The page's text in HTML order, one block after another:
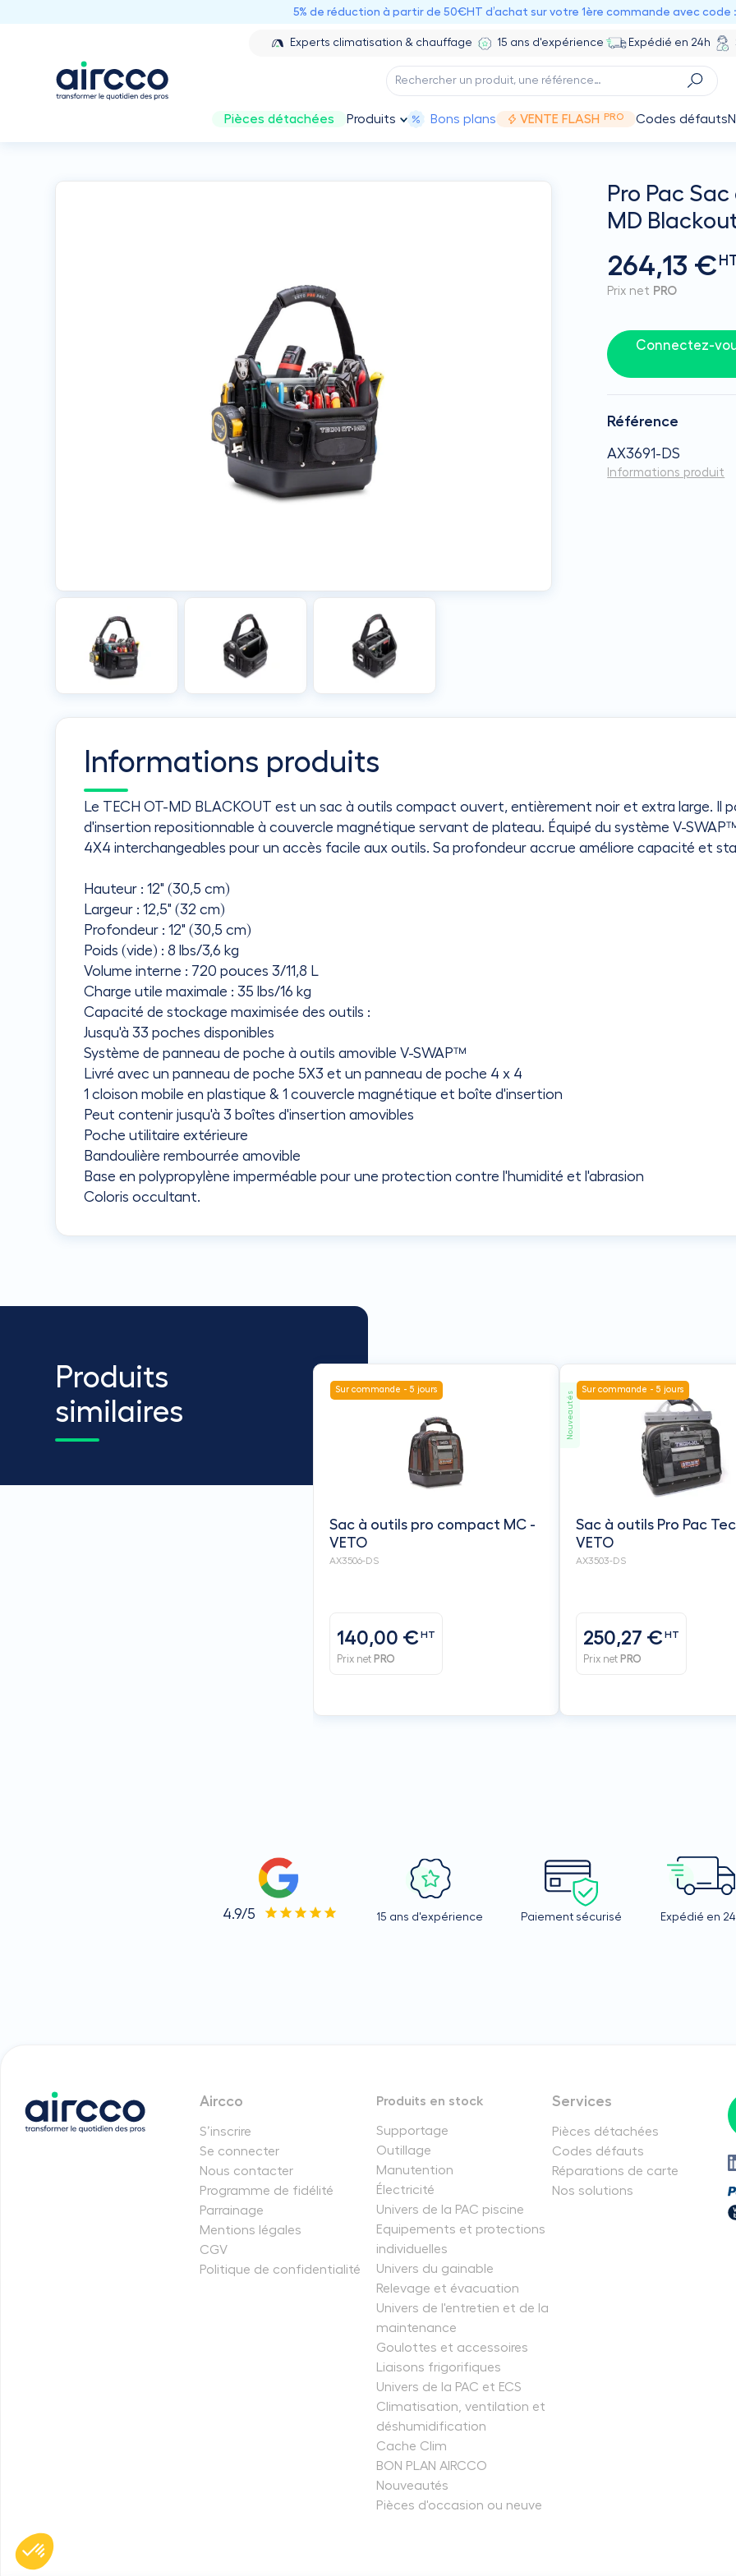
5% de réduction à partir de 50€HT d’achat sur votre 1ère commande avec code :
Experts climatisation & chauffage 15 ans d'expérience Expédié en 24h
Pièces détachées Produits Bons plans VENTE FLASH PRO Codes défauts
Pro Pac
MD
264,13 € HT
Prix net PRO
Connectez-
Référence
AX3691-DS
Informations produit
Informations produits
Le TECH OT-MD BLACKOUT est un sac à outils compact ouvert, entièrement noir et extra large. Il
d'insertion repositionnable à couvercle magnétique servant de plateau. Équipé du système V-
4X4 interchangeables pour un accès facile aux outils. Sa profondeur accrue améliore capacité et
Hauteur : 12" (30,5 cm)
Largeur : 12,5" (32 cm)
Profondeur : 12" (30,5 cm)
Poids (vide) : 8 lbs/3,6 kg
Volume interne : 720 pouces 3/11,8 L
Charge utile maximale : 35 lbs/16 kg
Capacité de stockage maximisée des outils :
Jusqu'à 33 poches disponibles
Système de panneau de poche à outils amovible V-SWAP™
Livré avec un panneau de poche 5X3 et un panneau de poche 4 x 4
1 cloison mobile en plastique & 1 couvercle magnétique et boîte d'insertion
Peut contenir jusqu'à 3 boîtes d'insertion amovibles
Poche utilitaire extérieure
Bandoulière rembourrée amovible
Base en polypropylène imperméable pour une protection contre l'humidité et l'abrasion
Coloris occultant.
Produits
similaires
Sur commande - 5 jours
Sac à outils pro compact MC -
VETO
AX3506-DS
140,00 €HT
Prix net PRO
Nouveautés
Sur commande - 5 jours
Sac à outils Pro Pac
VETO
AX3503-DS
250,27 €HT
Prix net PRO
4.9/5 15 ans d'expérience Paiement sécurisé Expédié en
Aircco
S’inscrire
Se connecter
Nous contacter
Programme de fidélité
Parrainage
Mentions légales
CGV
Politique de confidentialité
Produits en stock
Supportage
Outillage
Manutention
Électricité
Univers de la PAC piscine
Equipements et protections
individuelles
Univers du gainable
Relevage et évacuation
Univers de l'entretien et de la
maintenance
Goulottes et accessoires
Liaisons frigorifiques
Univers de la PAC et ECS
Climatisation, ventilation et
déshumidification
Cache Clim
BON PLAN AIRCCO
Nouveautés
Pièces d'occasion ou neuve
Services
Pièces détachées
Codes défauts
Réparations de carte
Nos solutions